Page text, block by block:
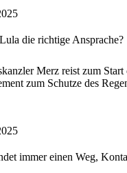
die richtige Ansprache?
Merz reist zum
zum Schutze des
immer einen Weg,